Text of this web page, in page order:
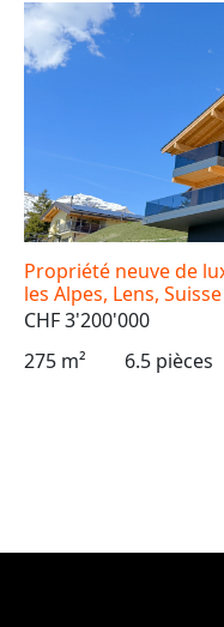
Propriété neuve de
les Alpes, Lens, Suisse
CHF 3'200'000
275 m²
6.5 pièces